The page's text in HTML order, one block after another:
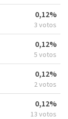
0,12%
3 votos
0,12%
5 votos
0,12%
2 votos
0,12%
13 votos